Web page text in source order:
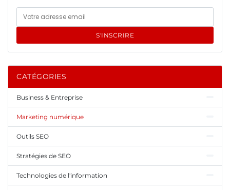
S'INSCRIRE
CATÉGORIES
Business & Entreprise
Marketing numérique
Outils SEO
Stratégies de SEO
Technologies de l'information